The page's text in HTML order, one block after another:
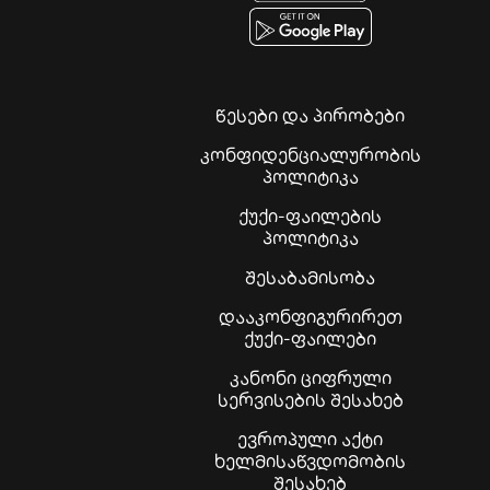
წესები და პირობები
კონფიდენციალურობის
პოლიტიკა
ქუქი-ფაილების
პოლიტიკა
შესაბამისობა
დააკონფიგურირეთ
ქუქი-ფაილები
კანონი ციფრული
სერვისების შესახებ
ევროპული აქტი
ხელმისაწვდომობის
შესახებ